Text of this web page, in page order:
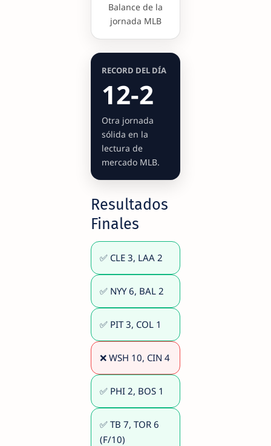
Balance de la
jornada MLB
RECORD DEL DÍA
12-2
Otra jornada
sólida en la
lectura de
mercado MLB.
Resultados
Finales
✅ CLE 3, LAA 2
✅ NYY 6, BAL 2
✅ PIT 3, COL 1
❌ WSH 10, CIN 4
✅ PHI 2, BOS 1
✅ TB 7, TOR 6
(F/10)